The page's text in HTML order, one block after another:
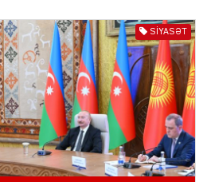
Sədərəkdən Culfaya icra
başçısı göndərildi
04.08.2026 4385
Son illərdə Bakı ilə Bişkek
arasında əlaqələr sürətlə
SIYASƏT